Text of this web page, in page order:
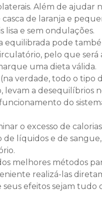
Além de ajudar
de laranja e
lisa e sem ondulações.
equilibrada pode
pelo que
uma dieta válida.
(na verdade, todo o tipo
a desequilíbrios
do
o excesso de
de líquidos e de
melhores métodos
realizá-las
efeitos sejam